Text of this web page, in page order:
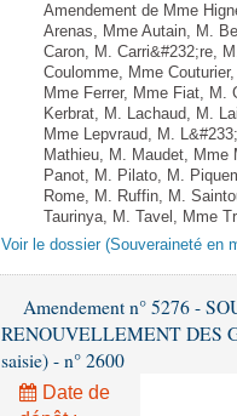
Amendement de Mme
Arenas, Mme Autain, M.
Caron, M. Carri&#232;re,
Coulomme, Mme
Mme Ferrer, Mme Fiat, M.
Kerbrat, M. Lachaud, M.
Mme Lepvraud, M.
Mathieu, M. Maudet, Mme
Panot, M. Pilato, M.
Rome, M. Ruffin, M.
Taurinya, M. Tavel, Mme
Voir le dossier (Souveraineté en
Amendement n° 5276 -
RENOUVELLEMENT DES
saisie) - n° 2600
Date de